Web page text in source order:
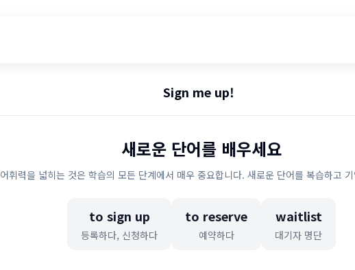
Sign me up!
새로운 단어를 배우세요
어휘력을 넓히는 것은 학습의 모든 단계에서 매우 중요합니다. 새로운 단어를 복습하고
to sign up
등록하다, 신청하다
to reserve
예약하다
waitlist
대기자 명단